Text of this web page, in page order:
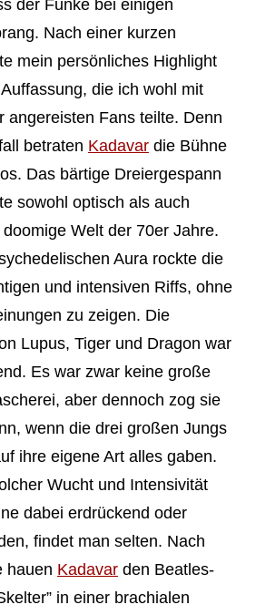
der Funke bei einigen
Nach einer kurzen
mein persönliches Highlight
die ich wohl mit
angereisten Fans teilte. Denn
betraten Kadavardie Bühne
Das bärtige Dreiergespann
sowohl optisch als auch
Welt der 70er Jahre.
Aura rockte die
und intensiven Riffs, ohne
zu zeigen. Die
Lupus, Tiger und Dragon war
Es war zwar keine große
aber dennoch zog sie
wenn die drei großen Jungs
ihre eigene Art alles gaben.
Wucht und Intensivität
dabei erdrückend oder
findet man selten. Nach
hauen Kadavarden Beatles-
in einer brachialen